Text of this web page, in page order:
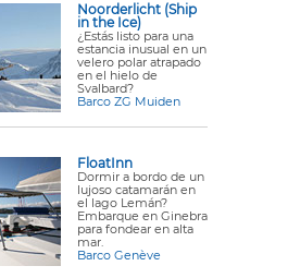
Noorderlicht (Ship
in the Ice)
¿Estás listo para una
estancia inusual en un
velero polar atrapado
en el hielo de
Svalbard?
Barco ZG Muiden
FloatInn
Dormir a bordo de un
lujoso catamarán en
el lago Lemán?
Embarque en Ginebra
para fondear en alta
mar.
Barco Genève